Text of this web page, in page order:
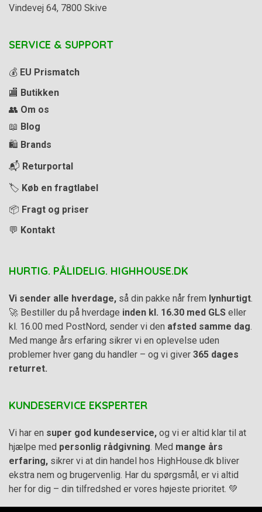
Vindevej 64, 7800 Skive
SERVICE & SUPPORT
💰 EU Prismatch
🏬 Butikken
👥 Om os
📖 Blog
🛍️ Brands
📬 Returportal
🏷️ Køb en fragtlabel
📦 Fragt og priser
💬 Kontakt
HURTIG. PÅLIDELIG. HIGHHOUSE.DK
Vi sender alle hverdage, så din pakke når frem lynhurtigt
🚀 Bestiller du på hverdage inden kl. 16.30 med GLS eller
kl. 16.00 med PostNord, sender vi den afsted samme dag
Med mange års erfaring sikrer vi en oplevelse uden
problemer hver gang du handler – og vi giver 365 dages
returret.
KUNDESERVICE EKSPERTER
Vi har en super god kundeservice, og vi er altid klar til at
hjælpe med personlig rådgivning . Med mange års
erfaring, sikrer vi at din handel hos HighHouse.dk bliver
ekstra nem og brugervenlig. Har du spørgsmål, er vi altid
her for dig – din tilfredshed er vores højeste prioritet. 💚